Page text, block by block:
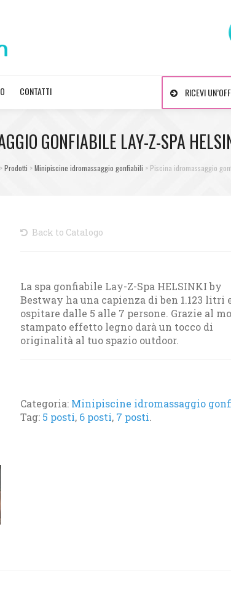
RICEVI
CONTATTI
GONFIABILE LAY-Z-SPA
> Prodotti > Minipiscine idromassaggio gonfiabili > Piscina idromassaggio
Back to Catalogo
La spa gonfiabile Lay-Z-Spa HELSINKI by
Bestway ha una capienza di ben 1.123 litri
ospitare dalle 5 alle 7 persone. Grazie al
stampato effetto legno darà un tocco di
originalità al tuo spazio outdoor.
Categoria: Minipiscine idromassaggio
Tag: 5 posti, 6 posti, 7 posti.